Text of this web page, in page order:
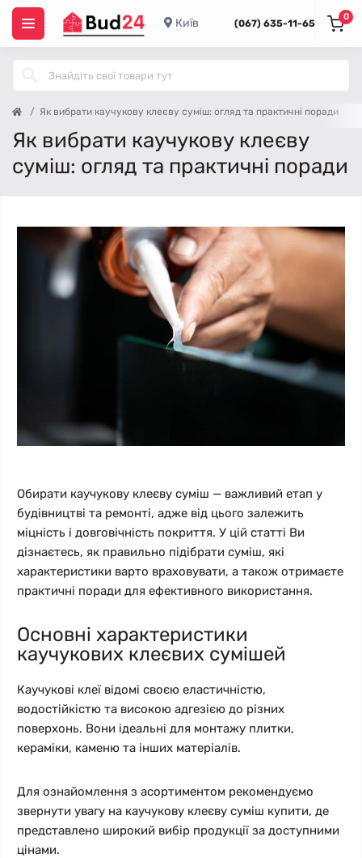
Київ (067) 635-11-65
0
Як вибрати каучукову клеєву суміш: огляд та практичні поради
Як вибрати каучукову клеєву
суміш: огляд та практичні поради
Обирати каучукову клеєву суміш — важливий етап у
будівництві та ремонті, адже від цього залежить
міцність і довговічність покриття. У цій статті Ви
дізнаєтесь, як правильно підібрати суміш, які
характеристики варто враховувати, а також отримаєте
практичні поради для ефективного використання.
Основні характеристики
каучукових клеєвих сумішей
Каучукові клеї відомі своєю еластичністю,
водостійкістю та високою адгезією до різних
поверхонь. Вони ідеальні для монтажу плитки,
кераміки, каменю та інших матеріалів.
Для ознайомлення з асортиментом рекомендуємо
звернути увагу на каучукову клеєву суміш купити, де
представлено широкий вибір продукції за доступними
цінами.